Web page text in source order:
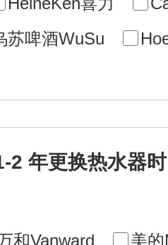
苏啤酒WuSu
2 年更换热水器
和Vanward 美